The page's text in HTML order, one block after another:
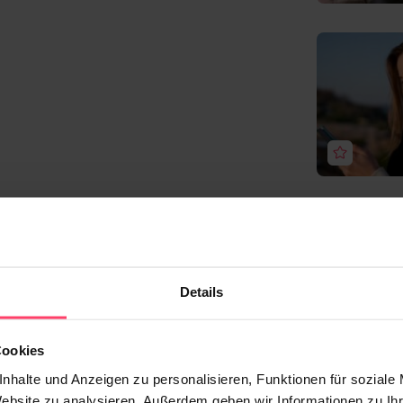
Details
und Anzeigen zu personalisieren, Funktionen für soziale